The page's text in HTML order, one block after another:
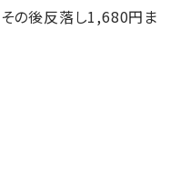
その後反落し1,680円ま